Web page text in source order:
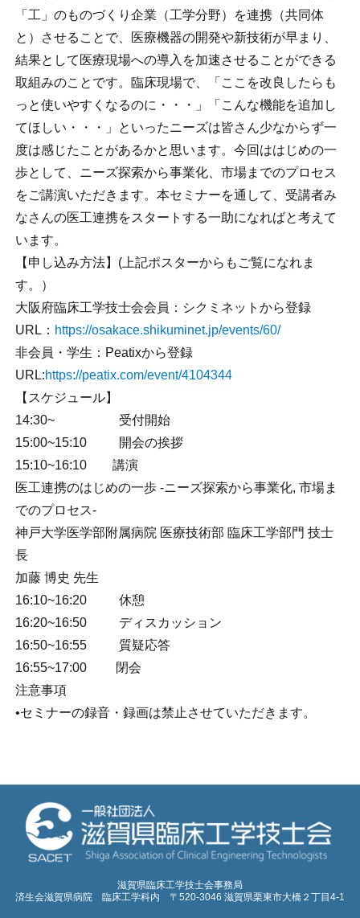
「工」のものづくり企業（工学分野）を連携（共同体
と）させることで、医療機器の開発や新技術が早まり、
結果として医療現場への導入を加速させることができる
取組みのことです。臨床現場で、「ここを改良したらも
っと使いやすくなるのに・・・」「こんな機能を追加し
てほしい・・・」といったニーズは皆さん少なからず一
度は感じたことがあるかと思います。今回ははじめの一
歩として、ニーズ探索から事業化、市場までのプロセス
をご講演いただきます。本セミナーを通して、受講者み
なさんの医工連携をスタートする一助になればと考えて
います。
【申し込み方法】(上記ポスターからもご覧になれま
す。）
大阪府臨床工学技士会会員：シクミネットから登録
URL： https://osakace.shikuminet.jp/events/60/
非会員・学生：Peatixから登録
URL:https://peatix.com/event/4104344
【スケジュール】
14:30~ 受付開始
15:00~15:10 開会の挨拶
15:10~16:10 講演
医工連携のはじめの一歩 -ニーズ探索から事業化, 市場ま
でのプロセス-
神戸大学医学部附属病院 医療技術部 臨床工学部門 技士
長
加藤 博史 先生
16:10~16:20 休憩
16:20~16:50 ディスカッション
16:50~16:55 質疑応答
16:55~17:00 閉会
注意事項
•セミナーの録音・録画は禁止させていただきます。
滋賀県臨床工学技士会事務局
済生会滋賀県病院 臨床工学科内 〒520-3046 滋賀県栗東市大橋２丁目4-1